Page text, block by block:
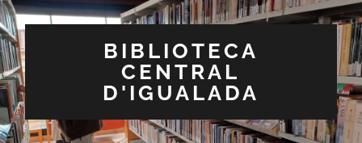
BIBLIOTECA
CENTRAL
D'IGUALADA